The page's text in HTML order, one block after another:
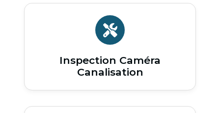
Inspection Caméra
Canalisation